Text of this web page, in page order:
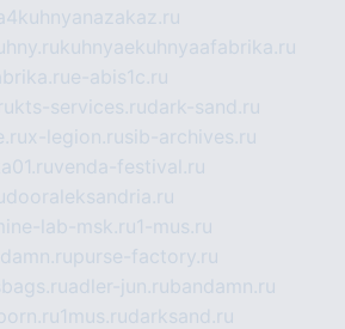
kuhnyaekuhnyaafabrika.ru
e-abis1c.ru
kts-services.rudark-sand.ru
x-legion.rusib-archives.ru
venda-festival.ru
dooraleksandria.ru
lab-msk.ru1-mus.ru
purse-factory.ru
adler-jun.rubandamn.ru
1mus.rudarksand.ru